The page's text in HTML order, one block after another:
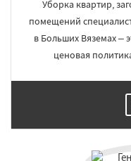
Уборка квартир,
помещений
в Больших Вяземах –
ценовая